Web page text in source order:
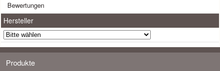
Bewertungen
Hersteller
Produkte